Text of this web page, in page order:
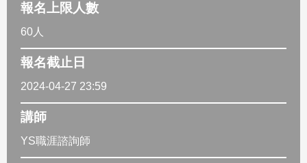
報名上限人數
60人
報名截止日
2024-04-27 23:59
講師
YS職涯諮詢師